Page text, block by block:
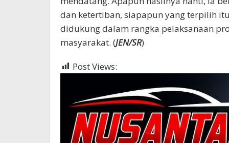
dan ketertiban, siapapun yang terpilih
didukung dalam rangka pelaksanaan
masyarakat. (JEN/SR)
Post Views: